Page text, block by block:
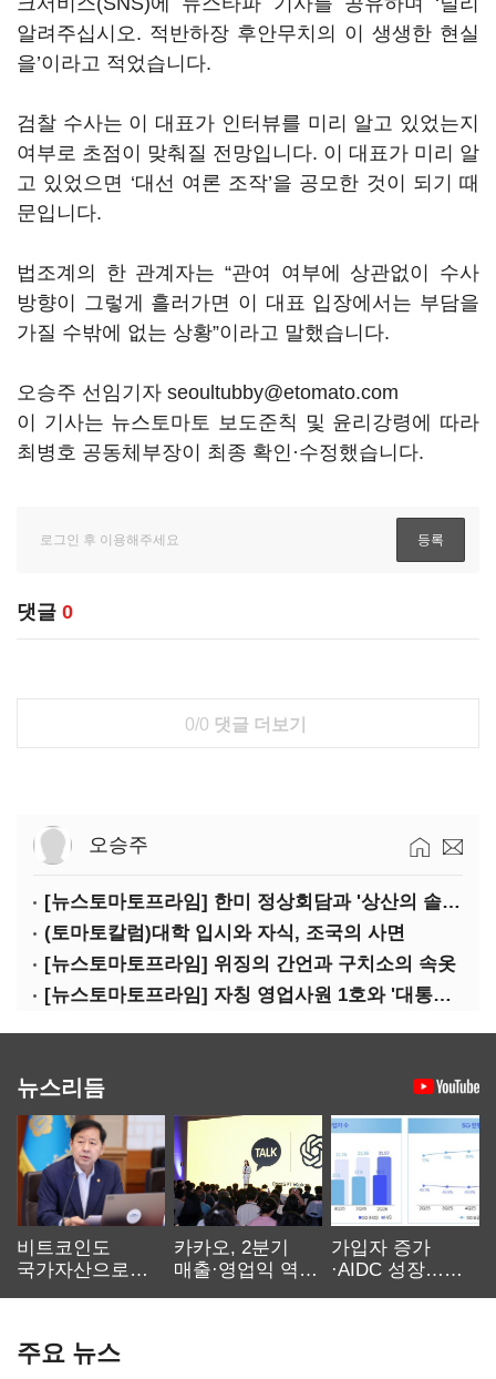
알려주십시오. 적반하장 후안무치의 이 생생한 현실
을’이라고 적었습니다.
검찰 수사는 이 대표가 인터뷰를 미리 알고 있었는지
여부로 초점이 맞춰질 전망입니다. 이 대표가 미리 알
고 있었으면 ‘대선 여론 조작’을 공모한 것이 되기 때
문입니다.
법조계의 한 관계자는 “관여 여부에 상관없이 수사
방향이 그렇게 흘러가면 이 대표 입장에서는 부담을
가질 수밖에 없는 상황”이라고 말했습니다.
오승주 선임기자 seoultubby@etomato.com
이 기사는 뉴스토마토 보도준칙 및 윤리강령에 따라
최병호 공동체부장이 최종 확인·수정했습니다.
댓글 0
0/0 댓글 더보기
오승주
[뉴스토마토프라임] 한미 정상회담과 '상산의 솔연'
(토마토칼럼)대학 입시와 자식, 조국의 사면
[뉴스토마토프라임] 위징의 간언과 구치소의 속옷
[뉴스토마토프라임] 자칭 영업사원 1호와 '대통령 집무실 사우나'
뉴스리듬
비트코인도
국가자산으로…'
카카오, 2분기
매출·영업익 역대
가입자 증가
·AIDC 성장…
주요 뉴스